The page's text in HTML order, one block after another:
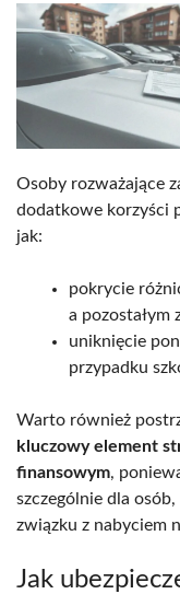
Osoby rozważające
dodatkowe korzyści
jak:
pokrycie
a pozostałym
uniknięcie
przypadku
Warto również
kluczowy element
finansowym,
szczególnie dla
związku z nabyciem
Jak